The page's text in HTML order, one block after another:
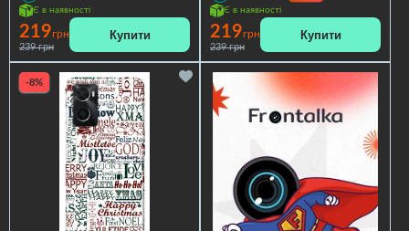
Є в наявності
219грн
239 грн
Купити
Є в наявності
219грн
239 грн
Купити
-8%